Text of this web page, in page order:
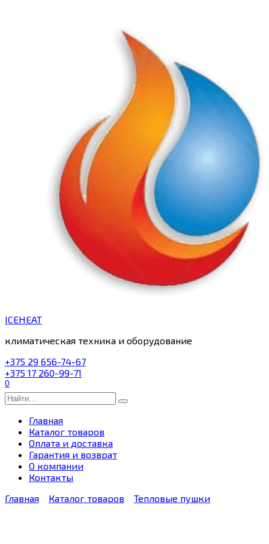
ICEHEAT
климатическая техника и оборудование
+375 29 656-74-67
+375 17 260-99-71
0
Search
for:
Главная
Каталог товаров
Оплата и доставка
Гарантия и возврат
О компании
Контакты
Главная
Каталог товаров Тепловые пушки